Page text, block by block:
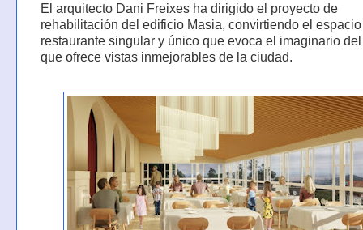
El arquitecto Dani Freixes ha dirigido el proyecto de
rehabilitación del edificio Masia, convirtiendo el
restaurante singular y único que evoca el imaginario
que ofrece vistas inmejorables de la ciudad.